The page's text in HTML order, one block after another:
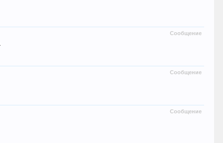
Сообщение
Сообщение
Сообщение